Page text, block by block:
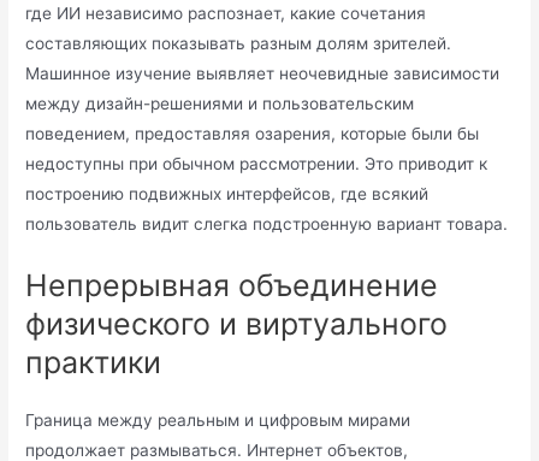
где ИИ независимо распознает, какие сочетания
составляющих показывать разным долям зрителей.
Машинное изучение выявляет неочевидные зависимости
между дизайн-решениями и пользовательским
поведением, предоставляя озарения, которые были бы
недоступны при обычном рассмотрении. Это приводит к
построению подвижных интерфейсов, где всякий
пользователь видит слегка подстроенную вариант товара.
Непрерывная объединение
физического и виртуального
практики
Граница между реальным и цифровым мирами
продолжает размываться. Интернет объектов,